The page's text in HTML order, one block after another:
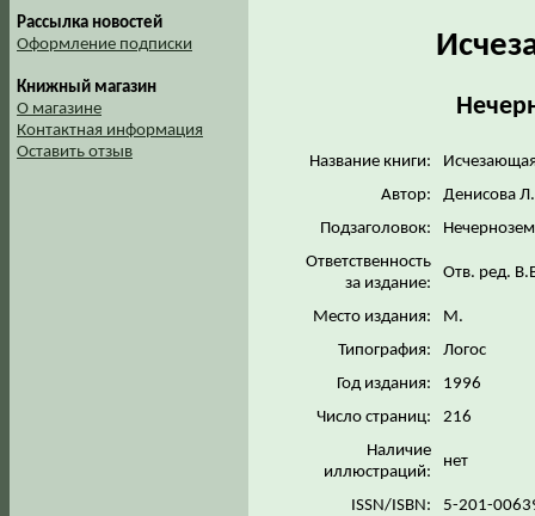
Рассылка новостей
Оформление подписки
Книжный магазин
О магазине
Контактная информация
Оставить отзыв
Название книги:
Автор:
Денисова
Подзаголовок:
Ответственность
за издание:
Отв. ред.
Место издания:
М.
Типография:
Логос
Год издания:
1996
Число страниц:
216
Наличие
иллюстраций:
нет
ISSN/ISBN:
5-201-